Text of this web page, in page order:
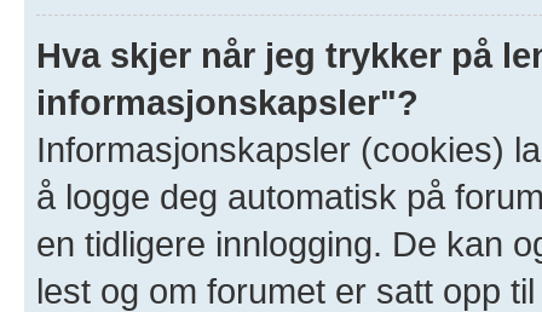
Hva skjer når jeg trykker på
informasjonskapsler"?
Informasjonskapsler (cookies)
å logge deg automatisk på
en tidligere innlogging. De kan
lest og om forumet er satt opp